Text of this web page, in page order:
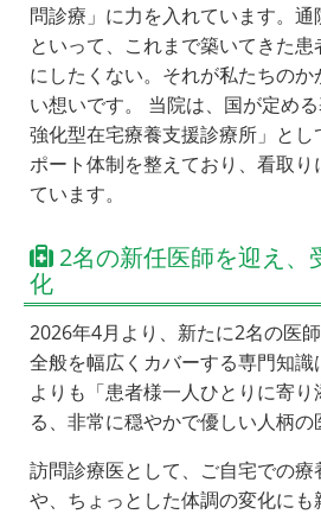
問診療」に力を入れています。
といって、これまで築いてきた患
にしたくない。それが私たちの
い想いです。 当院は、国が定め
強化型在宅療養支援診療所」と
ポート体制を整えており、看取
ています。
2名の新任医師を迎え、
化
2026年4月より、新たに2名の医
全般を幅広くカバーする専門知
よりも「患者様一人ひとりに寄
る、非常に穏やかで優しい人柄の
訪問診療医として、ご自宅での
や、ちょっとした体調の変化に